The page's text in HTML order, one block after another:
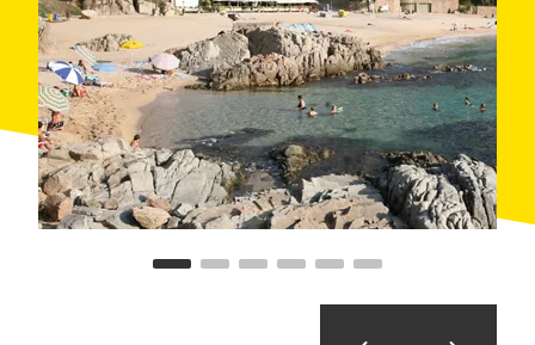
también de las vistas del castillo de Can Boix, a 803
m de altura. Desde Taradell, se empieza el regreso a
Blanes, haciendo la ruta a la inversa.
https://www.outdooractive.com/en/route/road-
cycling/spain/blanes-taradell-blanes/101673674/